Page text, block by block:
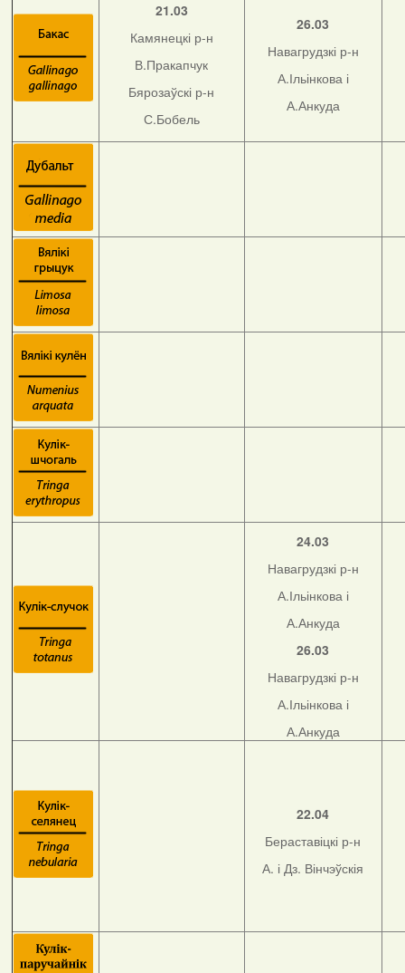
21.03
Камянецкі р-н
В.Пракапчук
Бярозаўскі р-н
С.Бобель
26.03
Навагрудзкі р-н
А.Ільінкова і
А.Анкуда
24.03
Навагрудзкі р-н
А.Ільінкова і
А.Анкуда
26.03
Навагрудзкі р-н
А.Ільінкова і
А.Анкуда
22.04
Бераставіцкі р-н
А. і Дз. Вінчэўскія